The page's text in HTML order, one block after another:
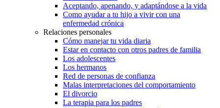
Aceptando, apenando, y adaptándose a la vida
Como ayudar a tu hijo a vivir con una
enfermedad crónica
Relaciones personales
Cómo manejar tu vida diaria
Estar en contacto con otros padres de familia
Los adolescentes
Los hermanos
Red de personas de confianza
Malas interpretaciones del comportamiento
El divorcio
La terapia para los padres